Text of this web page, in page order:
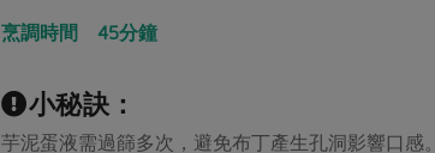
烹調時間 45分鐘
小秘訣：
芋泥蛋液需過篩多次，避免布丁產生孔洞影響口感。